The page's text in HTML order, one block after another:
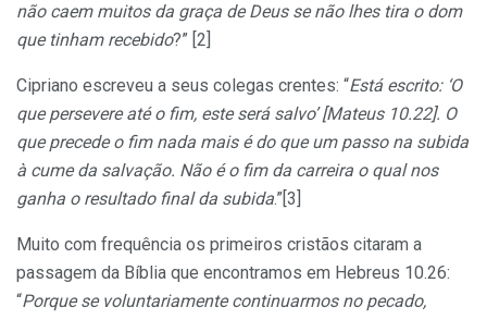
não caem muitos da graça de Deus se não lhes tira o dom
que tinham recebido?” [2]
Cipriano escreveu a seus colegas crentes: “Está escrito: ‘O
que persevere até o fim, este será salvo’ [Mateus 10.22]. O
que precede o fim nada mais é do que um passo na subida
à cume da salvação. Não é o fim da carreira o qual nos
ganha o resultado final da subida.”[3]
Muito com frequência os primeiros cristãos citaram a
passagem da Bíblia que encontramos em Hebreus 10.26:
“Porque se voluntariamente continuarmos no pecado,